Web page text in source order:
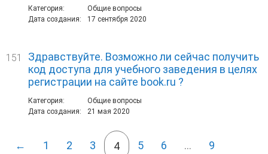
Категория:
Общие вопросы
Дата создания:
17 сентября 2020
151
Здравствуйте. Возможно ли сейчас получить
код доступа для учебного заведения в целях
регистрации на сайте book.ru ?
Категория:
Общие вопросы
Дата создания:
21 мая 2020
← 1 2 3 4 5 6 … 9